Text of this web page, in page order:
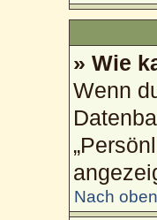
» Wie
Wenn
Nach oben